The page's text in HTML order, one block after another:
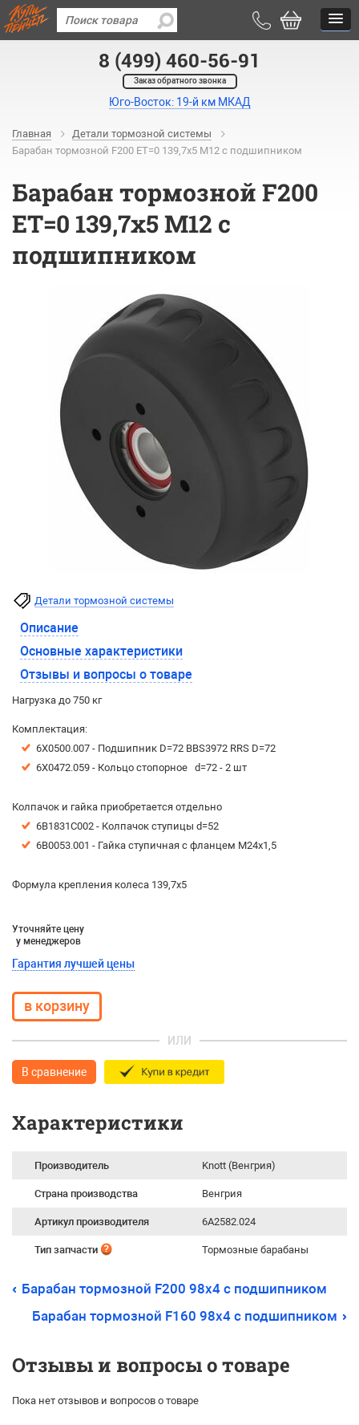
8 (499) 460-56-91
Заказ обратного звонка
Юго-Восток: 19-й км МКАД
Главная
Детали тормозной системы
Барабан тормозной F200 ЕТ=0 139,7х5 М12 с подшипником
Барабан тормозной F200
ЕТ=0 139,7х5 М12 с
подшипником
Детали тормозной системы
Описание
Основные характеристики
Отзывы и вопросы о товаре
Нагрузка до 750 кг
Комплектация:
6X0500.007 - Подшипник D=72 BBS3972 RRS D=72
6X0472.059 - Кольцо стопорное d=72 - 2 шт
Колпачок и гайка приобретается отдельно
6B1831C002 - Колпачок ступицы d=52
6B0053.001 - Гайка ступичная с фланцем М24х1,5
Формула крепления колеса 139,7х5
Уточняйте цену
у менеджеров
Гарантия лучшей цены
ИЛИ
В сравнение
Характеристики
Производитель Knott (Венгрия)
Страна производства Венгрия
Артикул производителя 6A2582.024
Тип запчасти Тормозные барабаны
Барабан тормозной F200 98х4 с подшипником
Барабан тормозной F160 98x4 с подшипником
Отзывы и вопросы о товаре
Пока нет отзывов и вопросов о товаре